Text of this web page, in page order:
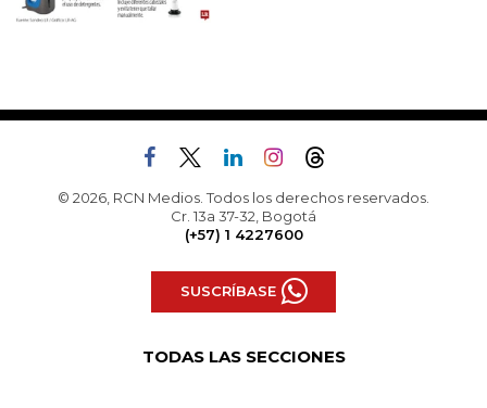
© 2026, RCN Medios. Todos los derechos reservados.
Cr. 13a 37-32, Bogotá
(+57) 1 4227600
SUSCRÍBASE
TODAS LAS SECCIONES